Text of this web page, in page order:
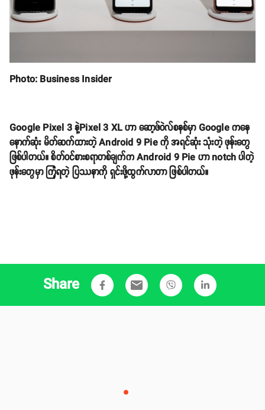
Photo: Business Insider
Google Pixel 3 နဲ့Pixel 3 XL ဟာ ဆော့ဖ်ဝဲလ်စနစ်မှာ Google ကနေ
နောက်ဆုံး မိတ်ဆက်ထားတဲ့ Android 9 Pie ကို အရင်ဆုံး သုံးတဲ့ ဖုန်းတွေ
ဖြစ်ပါတယ်။ စိတ်ဝင်စားစရာတစ်ချက်က Android 9 Pie ဟာ notch ပါတဲ့
ဖုန်းတွေမှာ ကြုံရတဲ့ ပြဿနာကို ရှင်းဖို့ထွက်လာတာ ဖြစ်ပါတယ်။
Share email